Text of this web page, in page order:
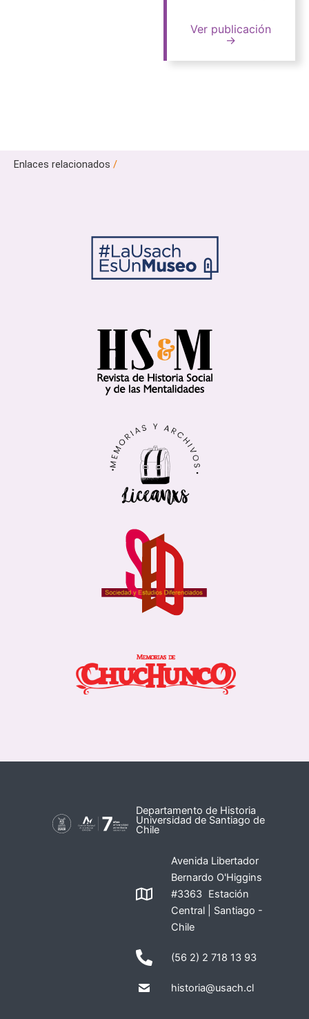
Ver publicación
→
Enlaces relacionados /
Departamento de Historia
Universidad de Santiago de
Chile
Avenida Libertador
Bernardo O'Higgins
#3363 Estación
Central | Santiago -
Chile
(56 2) 2 718 13 93
historia@usach.cl